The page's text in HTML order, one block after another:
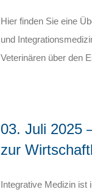
Hier finden Sie eine
und
Veterinären über den
03. Juli 2025
zur
Integrative Medizin ist